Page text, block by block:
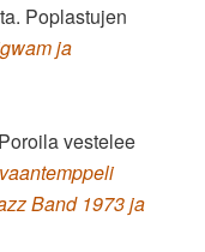
Poplastujen
ja
vestelee
Band 1973 ja